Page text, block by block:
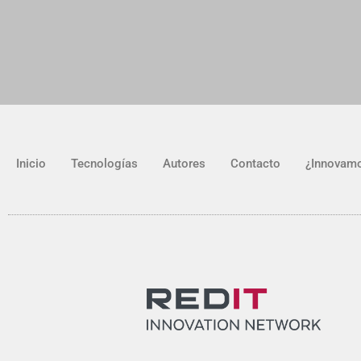
Inicio Tecnologías Autores Contacto